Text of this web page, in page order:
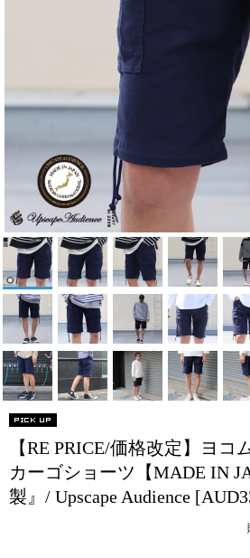
【RE PRICE/価格改定】ヨコ
カーゴショーツ【MADE IN
製』/ Upscape Audience